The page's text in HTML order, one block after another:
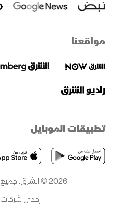
مواقعنا
تطبيقات الموبايل
2026 © الشرق. جميع الحقوق محفوظة.
إحدى شركات